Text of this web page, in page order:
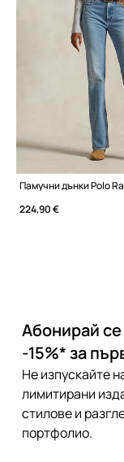
Памучни дънки Polo
224,90 €
Абонирай
-15%* за
Не изпускайте
лимитирани
стилове и
портфолио.